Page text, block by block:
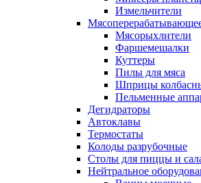
Измельчители
Мясорыхлители
Фаршемешалки
Куттеры
Пилы для мяса
Шприцы
Пельменные
Дегидраторы
Автоклавы
Термостаты
Колоды разрубочные
Столы для пиццы и
Нейтральное